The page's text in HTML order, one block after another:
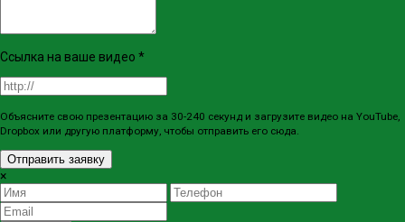
Ссылка на ваше видео *
Объясните свою презентацию за 30-240 секунд и загрузите видео на YouTube,
Dropbox или другую платформу, чтобы отправить его сюда.
Отправить заявку
×